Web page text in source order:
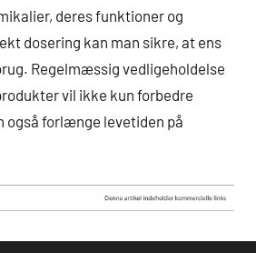
deres funktioner og
dosering kan man sikre, at ens
Regelmæssig vedligeholdelse
vil ikke kun forbedre
også forlænge levetiden på